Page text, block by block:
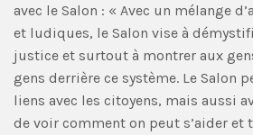
avec le Salon : « Avec un mélange
et ludiques, le Salon vise à
justice et surtout à montrer aux
gens derrière ce système. Le Salon
liens avec les citoyens, mais aussi
de voir comment on peut s’aider et